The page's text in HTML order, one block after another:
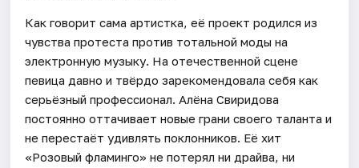
Как говорит сама артистка, её проект родился из
чувства протеста против тотальной моды на
электронную музыку. На отечественной сцене
певица давно и твёрдо зарекомендовала себя как
серьёзный профессионал. Алёна Свиридова
постоянно оттачивает новые грани своего таланта и
не перестаёт удивлять поклонников. Её хит
«Розовый фламинго» не потерял ни драйва, ни